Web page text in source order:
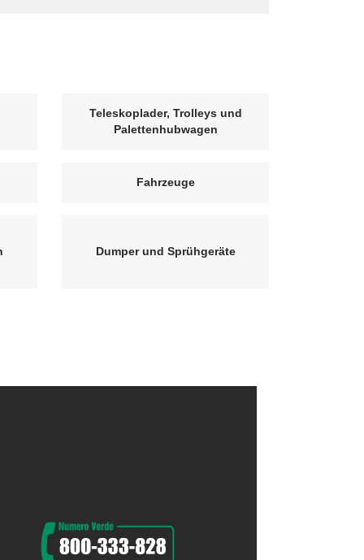
Teleskoplader, Trolleys und
Palettenhubwagen
Fahrzeuge
Dumper und Sprühgeräte